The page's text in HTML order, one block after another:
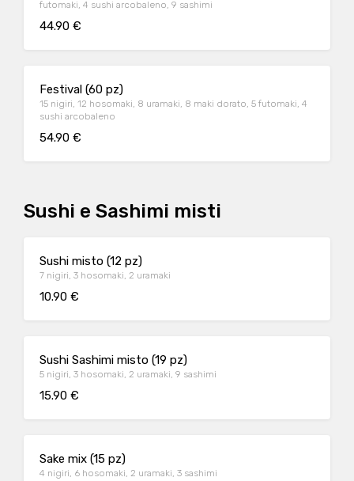
futomaki, 4 sushi arcobaleno, 9 sashimi
44.90 €
Festival (60 pz)
15 nigiri, 12 hosomaki, 8 uramaki, 8 maki dorato, 5 futomaki, 4
sushi arcobaleno
54.90 €
Sushi e Sashimi misti
Sushi misto (12 pz)
7 nigiri, 3 hosomaki, 2 uramaki
10.90 €
Sushi Sashimi misto (19 pz)
5 nigiri, 3 hosomaki, 2 uramaki, 9 sashimi
15.90 €
Sake mix (15 pz)
4 nigiri, 6 hosomaki, 2 uramaki, 3 sashimi